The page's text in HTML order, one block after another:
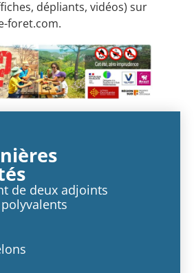
dépliants, vidéos) sur
foret.com.
de deux adjoints